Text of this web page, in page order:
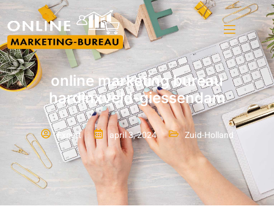
online marketing bureau
hardinxveld-giessendam
Expert april 3, 2024 Zuid-Holland